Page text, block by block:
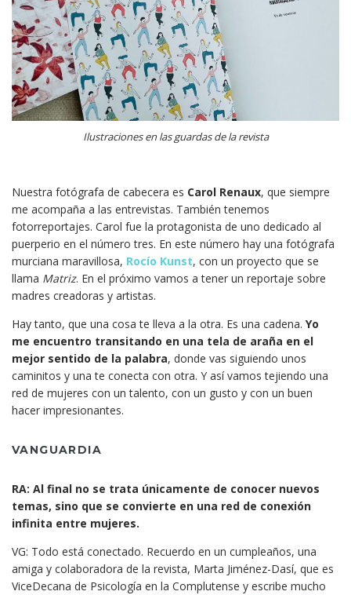
Ilustraciones en las guardas de la revista
Nuestra fotógrafa de cabecera es Carol Renaux, que siempre
me acompaña a las entrevistas. También tenemos
fotorreportajes. Carol fue la protagonista de uno dedicado al
puerperio en el número tres. En este número hay una fotógrafa
murciana maravillosa, Rocío Kunst, con un proyecto que se
llama Matriz. En el próximo vamos a tener un reportaje sobre
madres creadoras y artistas.
Hay tanto, que una cosa te lleva a la otra. Es una cadena. Yo
me encuentro transitando en una tela de araña en el
mejor sentido de la palabra, donde vas siguiendo unos
caminitos y una te conecta con otra. Y así vamos tejiendo una
red de mujeres con un talento, con un gusto y con un buen
hacer impresionantes.
VANGUARDIA
RA: Al final no se trata únicamente de conocer nuevos
temas, sino que se convierte en una red de conexión
infinita entre mujeres.
VG: Todo está conectado. Recuerdo en un cumpleaños, una
amiga y colaboradora de la revista, Marta Jiménez-Dasí, que es
ViceDecana de Psicología en la Complutense y escribe mucho